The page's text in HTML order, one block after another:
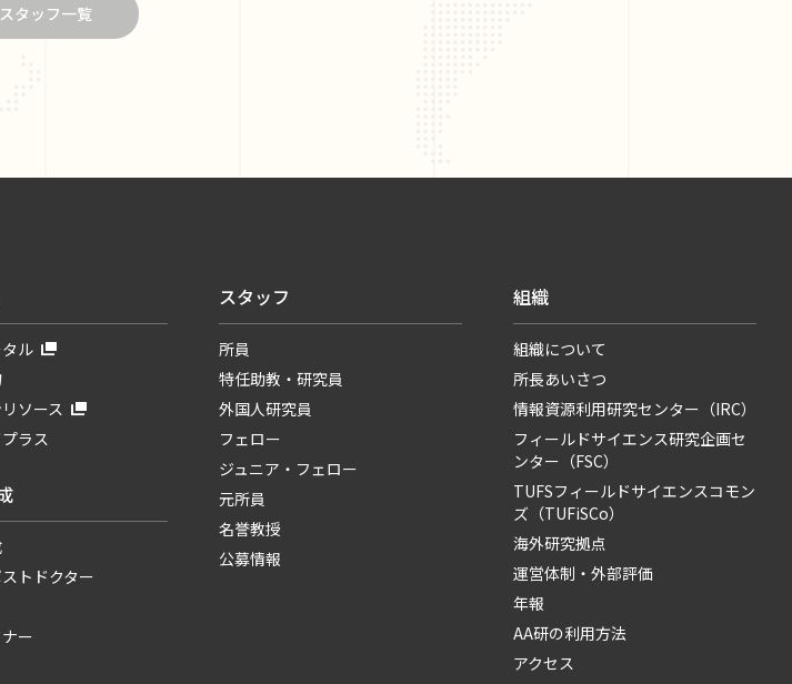
スタッフ一覧
ル
ソース
ラス
トドクター
ー
スタッフ
所員
特任助教・研究員
外国人研究員
フェロー
ジュニア・フェロー
元所員
名誉教授
公募情報
組織
組織について
所長あいさつ
情報資源利用研究センター（IRC）
フィールドサイエンス研究企画セ
ンター（FSC）
TUFSフィールドサイエンスコモン
ズ（TUFiSCo）
海外研究拠点
運営体制・外部評価
年報
AA研の利用方法
アクセス